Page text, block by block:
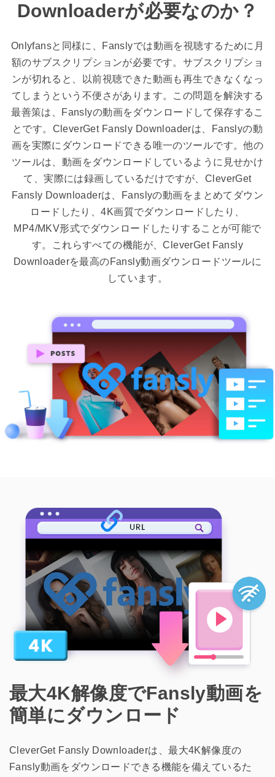
Downloaderが必要なのか？
Onlyfansと同様に、Fanslyでは動画を視聴するために月
額のサブスクリプションが必要です。サブスクリプショ
ンが切れると、以前視聴できた動画も再生できなくなっ
てしまうという不便さがあります。この問題を解決する
最善策は、Fanslyの動画をダウンロードして保存するこ
とです。CleverGet Fansly Downloaderは、Fanslyの動
画を実際にダウンロードできる唯一のツールです。他の
ツールは、動画をダウンロードしているように見せかけ
て、実際には録画しているだけですが、CleverGet
Fansly Downloaderは、Fanslyの動画をまとめてダウン
ロードしたり、4K画質でダウンロードしたり、
MP4/MKV形式でダウンロードしたりすることが可能で
す。これらすべての機能が、CleverGet Fansly
Downloaderを最高のFansly動画ダウンロードツールに
しています。
最大4K解像度でFansly動画を
簡単にダウンロード
CleverGet Fansly Downloaderは、最大4K解像度の
Fansly動画をダウンロードできる機能を備えているた